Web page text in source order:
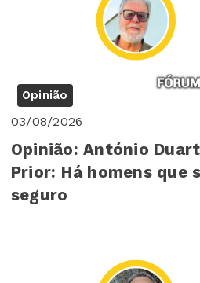
Opinião
03/08/2026
Opinião: António
Prior: Há homens que
seguro